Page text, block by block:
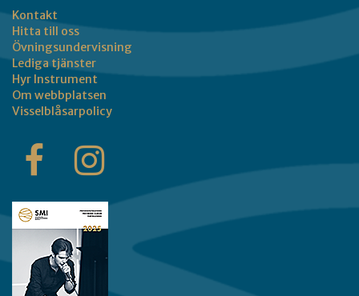
Kontakt
Hitta till oss
Övningsundervisning
Lediga tjänster
Hyr Instrument
Om webbplatsen
Visselblåsarpolicy